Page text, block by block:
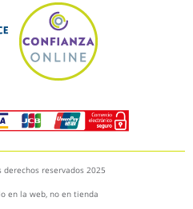
reservados 2025
en la web, no en tienda